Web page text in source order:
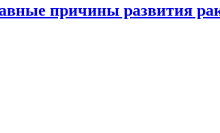
причины развития